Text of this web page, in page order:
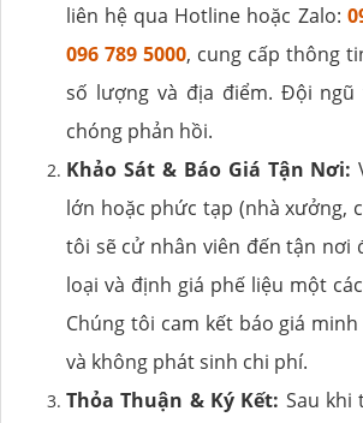
liên hệ qua Hotline hoặc Zalo:
096 789 5000, cung cấp thông
số lượng và địa điểm. Đội
chóng phản hồi.
Khảo Sát & Báo Giá Tận Nơi:
lớn hoặc phức tạp (nhà xưởng,
tôi sẽ cử nhân viên đến tận nơi
loại và định giá phế liệu một
Chúng tôi cam kết báo giá
và không phát sinh chi phí.
Thỏa Thuận & Ký Kết: Sau khi